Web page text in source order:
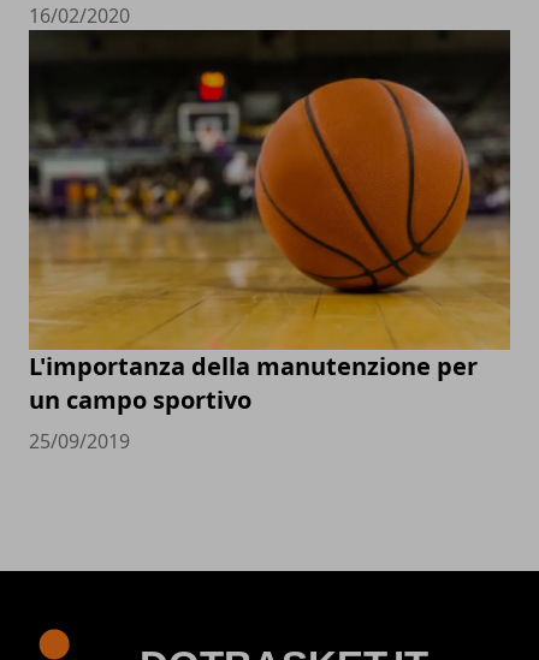
16/02/2020
L'importanza della manutenzione per
un campo sportivo
25/09/2019